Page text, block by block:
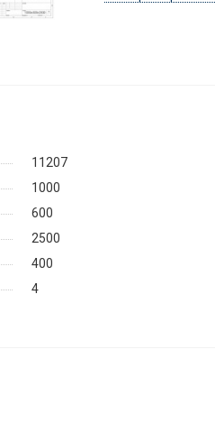
11207
1000
600
2500
400
4